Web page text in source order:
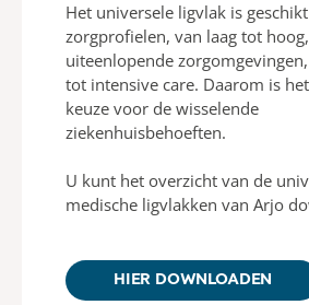
Het universele ligvlak is
zorgprofielen, van laag tot
uiteenlopende
tot intensive care. Daarom is
keuze voor de wisselende
ziekenhuisbehoeften.
U kunt het overzicht van de
medische ligvlakken van Arjo
HIER DOWNLOADEN